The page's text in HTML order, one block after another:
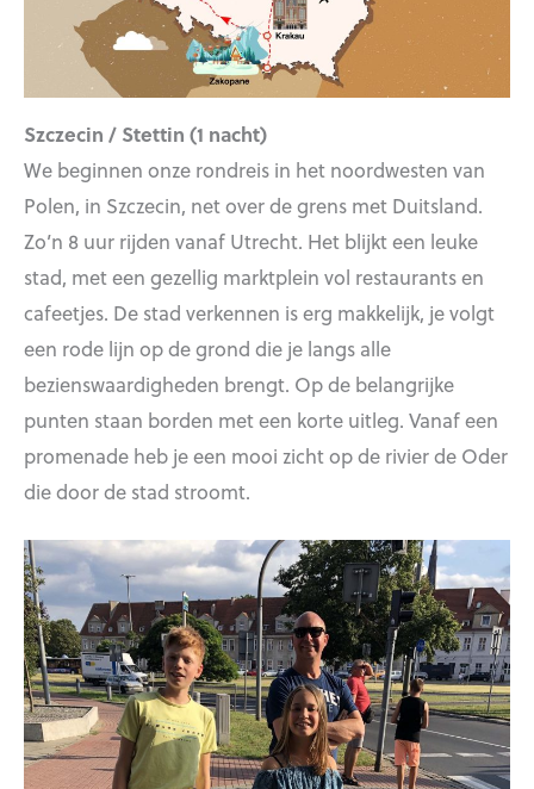
Szczecin / Stettin (1 nacht)
We beginnen onze rondreis in het noordwesten van
Polen, in Szczecin, net over de grens met Duitsland.
Zo’n 8 uur rijden vanaf Utrecht. Het blijkt een leuke
stad, met een gezellig marktplein vol restaurants en
cafeetjes. De stad verkennen is erg makkelijk, je volgt
een rode lijn op de grond die je langs alle
bezienswaardigheden brengt. Op de belangrijke
punten staan borden met een korte uitleg. Vanaf een
promenade heb je een mooi zicht op de rivier de Oder
die door de stad stroomt.